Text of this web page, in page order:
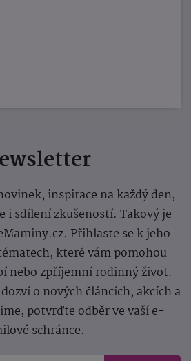
inspirace na každý den,
i sdílení zkušeností. Takový je
Přihlaste se k jeho
které vám pomohou
nebo zpříjemní rodinný život.
o nových článcích, akcích a
potvrďte odběr ve vaší e-
schránce.